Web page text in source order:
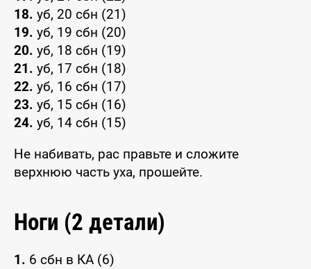
18. уб, 20 сбн (21)
19. уб, 19 сбн (20)
20. уб, 18 сбн (19)
21. уб, 17 сбн (18)
22. уб, 16 сбн (17)
23. уб, 15 сбн (16)
24. уб, 14 сбн (15)
Не набивать, рас правьте и сложите
верхнюю часть уха, прошейте.
Ноги (2 детали)
1. 6 сбн в КА (6)